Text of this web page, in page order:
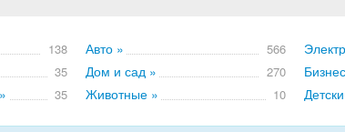
138 Авто » 566
35 Дом и сад » 270
35 Животные » 10